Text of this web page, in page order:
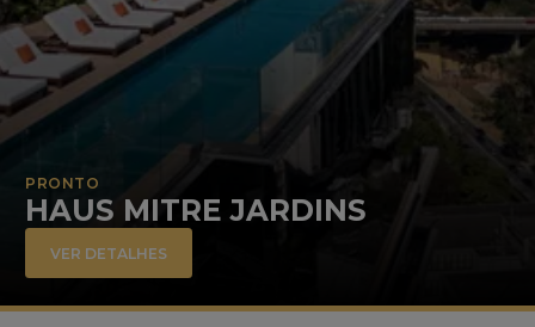
PRONTO
HAUS MITRE JARDINS
VER DETALHES